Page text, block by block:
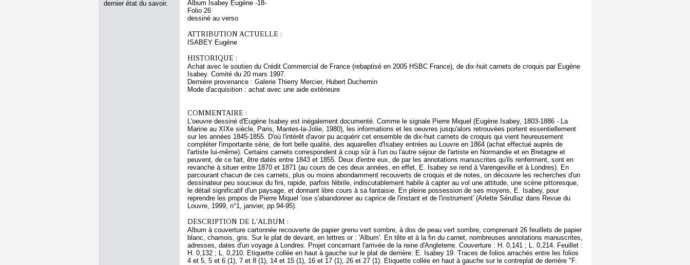
dernier état du savoir.
Album Isabey Eugène -18-
Folio 26
dessiné au verso
ATTRIBUTION ACTUELLE :
ISABEY Eugène
HISTORIQUE :
Achat avec le soutien du Crédit Commercial de France (rebaptisé en 2005 HSBC France), de dix-huit carnets de croquis par Eugène
Isabey. Comité du 20 mars 1997.
Dernière provenance : Galerie Thierry Mercier, Hubert Duchemin
Mode d'acquisition : achat avec une aide extérieure
COMMENTAIRE :
L'oeuvre dessiné d'Eugène Isabey est inégalement documenté. Comme le signale Pierre Miquel (Eugène Isabey, 1803-1886 - La
Marine au XIXe siècle, Paris, Mantes-la-Jolie, 1980), les informations et les oeuvres jusqu'alors retrouvées portent essentiellement
sur les années 1845-1855. D'où l'intérêt d'avoir pu acquérir cet ensemble de dix-huit carnets de croquis qui vient heureusement
compléter l'importante série, de fort belle qualité, des aquarelles d'Isabey entrées au Louvre en 1864 (achat effectué auprès de
l'artiste lui-même). Certains carnets correspondent à coup sûr à l'un ou l'autre séjour de l'artiste en Normandie et en Bretagne et
peuvent, de ce fait, être datés entre 1843 et 1855. Deux d'entre eux, de par les annotations manuscrites qu'ils renferment, sont en
revanche à situer entre 1870 et 1871 (au cours de ces deux années, en effet, E. Isabey se rend à Varengeville et à Londres). En
parcourant chacun de ces carnets, plus ou moins abondamment recouverts de croquis et de notes, on découvre les recherches d'un
dessinateur peu soucieux du fini, rapide, parfois fébrile, indiscutablement habile à capter au vol une attitude, une scène pittoresque,
le détail significatif d'un paysage, et donnant libre cours à sa fantaisie. En pleine possession de ses moyens, E. Isabey, pour
reprendre les propos de Pierre Miquel 'ose s'abandonner au caprice de l'instant et de l'instrument' (Arlette Sérullaz dans Revue du
Louvre, 1999, n°1, janvier, pp.94-95).
DESCRIPTION DE L'ALBUM :
Album à couverture cartonnée recouverte de papier grenu vert sombre, à dos de peau vert sombre, comprenant 26 feuillets de papier
blanc, chamois, gris. Sur le plat de devant, en lettres or : 'Album'. En tête et à la fin du carnet, nombreuses annotations manuscrites,
adresses, dates d'un voyage à Londres. Projet concernant l'arrivée de la reine d'Angleterre. Couverture : H. 0,141 ; L. 0,214. Feuillet :
H. 0,132 ; L. 0,210. Etiquette collée en haut à gauche sur le plat de derrière: E. Isabey 19. Traces de folios arrachés entre les folios
4 et 5, 5 et 6 (1), 7 et 8 (1), 14 et 15 (1), 16 et 17 (1), 26 et 27 (1). Etiquette collée en haut à gauche sur le contreplat de derrière "F.